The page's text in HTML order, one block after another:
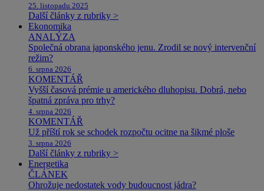
25. listopadu 2025
Další články z rubriky >
Ekonomika
ANALÝZA
Společná obrana japonského jenu. Zrodil se nový intervenční
režim?
6. srpna 2026
KOMENTÁŘ
Vyšší časová prémie u amerického dluhopisu. Dobrá, nebo
špatná zpráva pro trhy?
4. srpna 2026
KOMENTÁŘ
Už příští rok se schodek rozpočtu ocitne na šikmé ploše
3. srpna 2026
Další články z rubriky >
Energetika
ČLÁNEK
Ohrožuje nedostatek vody budoucnost jádra?